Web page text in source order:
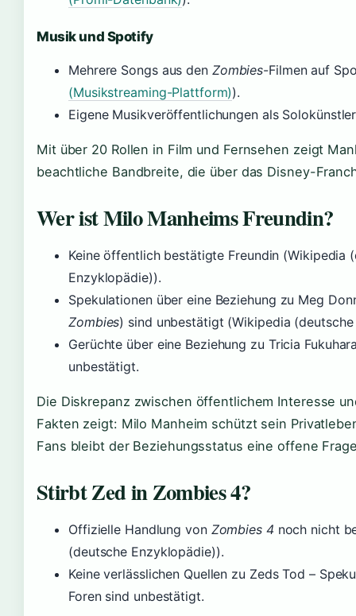
Musik und Spotify
Mehrere Songs aus den Zombies-Filmen auf
(Musikstreaming-Plattform)).
Eigene Musikveröffentlichungen als
Mit über 20 Rollen in Film und Fernsehen zeigt
beachtliche Bandbreite, die über das Disney-
Wer ist Milo Manheims Freundin?
Keine öffentlich bestätigte Freundin (Wikipedia
Enzyklopädie)).
Spekulationen über eine Beziehung zu Meg
Zombies) sind unbestätigt (Wikipedia
Gerüchte über eine Beziehung zu Tricia
unbestätigt.
Die Diskrepanz zwischen öffentlichem Interesse
Fakten zeigt: Milo Manheim schützt sein
Fans bleibt der Beziehungsstatus eine offene
Stirbt Zed in Zombies 4?
Offizielle Handlung von Zombies 4 noch nicht
(deutsche Enzyklopädie)).
Keine verlässlichen Quellen zu Zeds Tod –
Foren sind unbestätigt.